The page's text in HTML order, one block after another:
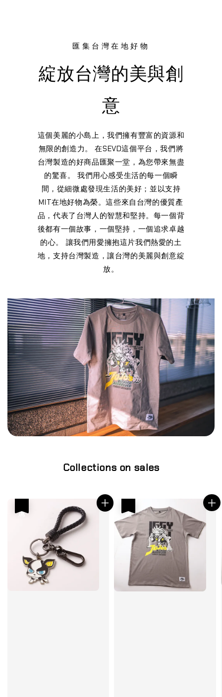
匯集台灣在地好物
綻放台灣的美與創
意
這個美麗的小島上，我們擁有豐富的資源和
無限的創造力。 在SEVD這個平台，我們將
台灣製造的好商品匯聚一堂，為您帶來無盡
的驚喜。 我們用心感受生活的每一個瞬
間，從細微處發現生活的美好；並以支持
MIT在地好物為榮。這些來自台灣的優質產
品，代表了台灣人的智慧和堅持。每一個背
後都有一個故事，一個堅持，一個追求卓越
的心。 讓我們用愛擁抱這片我們熱愛的土
地，支持台灣製造，讓台灣的美麗與創意綻
放。
Collections on sales